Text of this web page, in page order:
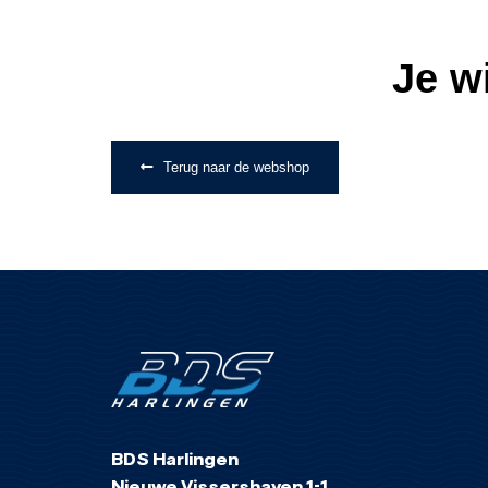
Je
Terug naar de webshop
BDS Harlingen